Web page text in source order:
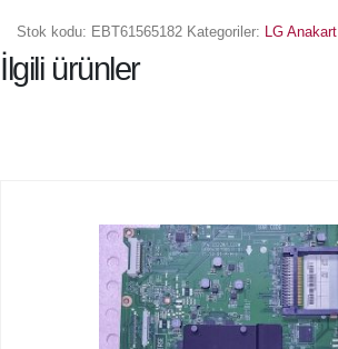
Stok kodu: EBT61565182 Kategoriler: LG Anakart
İlgili ürünler